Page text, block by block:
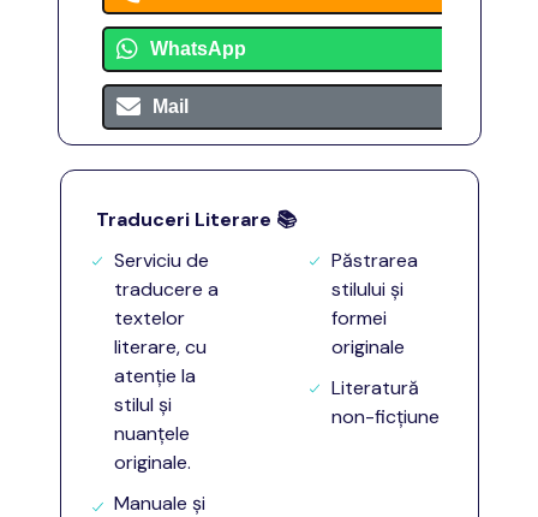
WhatsApp
Mail
Serviciu de
traducere a
textelor
literare, cu
atenție la
stilul și
nuanțele
originale.
Literatură
non-ficțiune
Manuale și
Păstrarea
stilului și
formei
originale
Traduceri Literare 📚